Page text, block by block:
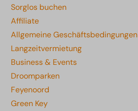
Sorglos buchen
Affiliate
Allgemeine Geschäftsbedingungen
Langzeitvermietung
Business & Events
Droomparken
Feyenoord
Green Key